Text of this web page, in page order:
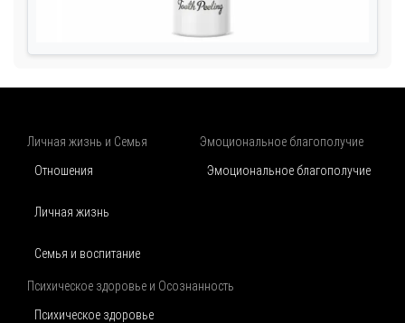
Личная жизнь и Семья
Отношения
Личная жизнь
Семья и воспитание
Эмоциональное благополучие
Эмоциональное благополучие
Психическое здоровье и Осознанность
Психическое здоровье